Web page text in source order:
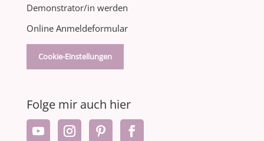
Demonstrator/in werden
Online Anmeldeformular
Cookie-Einstellungen
Folge mir auch hier